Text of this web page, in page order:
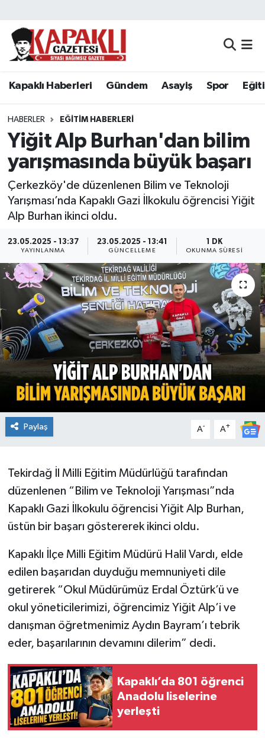
Kapaklı Haberleri Gündem Asayiş Spor
HABERLER EĞITIM HABERLERI
Yiğit Alp Burhan'dan bilim
yarışmasında büyük başarı
Çerkezköy'de düzenlenen Bilim ve Teknoloji
Yarışması’nda Kapaklı Gazi İlkokulu öğrencisi Yiğit
Alp Burhan ikinci oldu.
23.05.2025 - 13:37
YAYINLANMA
23.05.2025 - 13:41
GÜNCELLEME
1 DK
OKUNMA SÜRESI
Paylaş A- A+
Tekirdağ İl Milli Eğitim Müdürlüğü tarafından
düzenlenen “Bilim ve Teknoloji Yarışması”nda
Kapaklı Gazi İlkokulu öğrencisi Yiğit Alp Burhan,
üstün bir başarı göstererek ikinci oldu.
Kapaklı İlçe Milli Eğitim Müdürü Halil Vardı, elde
edilen başarıdan duyduğu memnuniyeti dile
getirerek “Okul Müdürümüz Erdal Öztürk’ü ve
okul yöneticilerimizi, öğrencimiz Yiğit Alp’i ve
danışman öğretmenimiz Aydın Bayram’ı tebrik
eder, başarılarının devamını dilerim” dedi.
Kapaklı’da 801 öğrenci
Anadolu liselerine
yerleşti
Kapaklı Haberleri
Asayiş
Spor
Eğitim
Siyaset
Ekonomi
Sağlık
Teknoloji
Yaşam
Tekirdağ Nöbetçi Eczaneler
Tekirdağ Namaz Vakitleri
Tekirdağ Trafik Yoğunluk Haritası
Süper Lig Puan Durumu ve Fikstür
Tüm Manşetler
Haber Arşivi